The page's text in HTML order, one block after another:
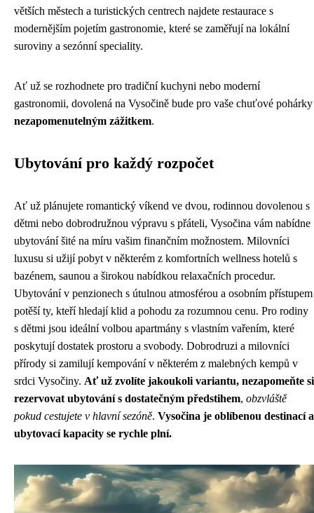
větších městech a turistických centrech najdete restaurace s
modernějším pojetím gastronomie, které se zaměřují na lokální
suroviny a sezónní speciality.
Ať už se rozhodnete pro tradiční kuchyni nebo moderní
gastronomii, dovolená na Vysočině bude pro vaše chuťové pohárky
nezapomenutelným zážitkem.
Ubytování pro každý rozpočet
Ať už plánujete romantický víkend ve dvou, rodinnou dovolenou s
dětmi nebo dobrodružnou výpravu s přáteli, Vysočina vám nabídne
ubytování šité na míru vašim finančním možnostem. Milovníci
luxusu si užijí pobyt v některém z komfortních wellness hotelů s
bazénem, saunou a širokou nabídkou relaxačních procedur.
Ubytování v penzionech s útulnou atmosférou a osobním přístupem
potěší ty, kteří hledají klid a pohodu za rozumnou cenu. Pro rodiny
s dětmi jsou ideální volbou apartmány s vlastním vařením, které
poskytují dostatek prostoru a svobody. Dobrodruzi a milovníci
přírody si zamilují kempování v některém z malebných kempů v
srdci Vysočiny. Ať už zvolíte jakoukoli variantu, nezapomeňte si
rezervovat ubytování s dostatečným předstihem, obzvláště
pokud cestujete v hlavní sezóně. Vysočina je oblíbenou destinací a
ubytovací kapacity se rychle plní.